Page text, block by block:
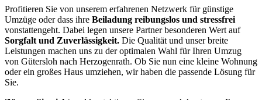
Profitieren Sie von unserem erfahrenen Netzwerk für günstige
Umzüge oder dass ihre Beiladung reibungslos und stressfrei
vonstattengeht. Dabei legen unsere Partner besonderen Wert auf
Sorgfalt und Zuverlässigkeit. Die Qualität und unser breite
Leistungen machen uns zu der optimalen Wahl für Ihren Umzug
von Gütersloh nach Herzogenrath. Ob Sie nun eine kleine Wohnung
oder ein großes Haus umziehen, wir haben die passende Lösung für
Sie.